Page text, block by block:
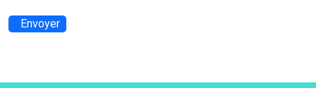
Envoyer